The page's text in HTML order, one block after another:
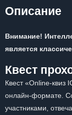
Описание
Внимание!
является
Квест
Квест «Online-квиз
онлайн-формате.
участниками,